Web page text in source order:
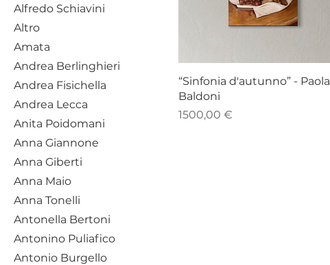
Alfredo Schiavini
Altro
Amata
Andrea Berlinghieri
Andrea Fisichella
Andrea Lecca
Anita Poidomani
Anna Giannone
Anna Giberti
Anna Maio
Anna Tonelli
Antonella Bertoni
Antonino Puliafico
Antonio Burgello
“Sinfonia d'autunno” - Paola
Baldoni
Prezzo
1500,00 €